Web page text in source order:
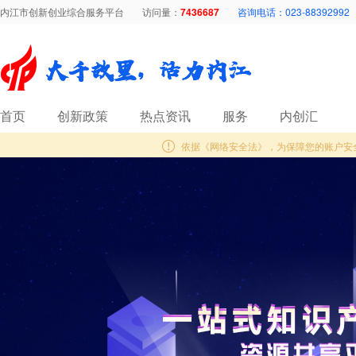
内江市创新创业综合服务平台 访问量： 7436687 咨询电话：023-88392992
首页 创新政策 热点资讯 服务 内创汇
依据《网络安全法》，为保障您的账户